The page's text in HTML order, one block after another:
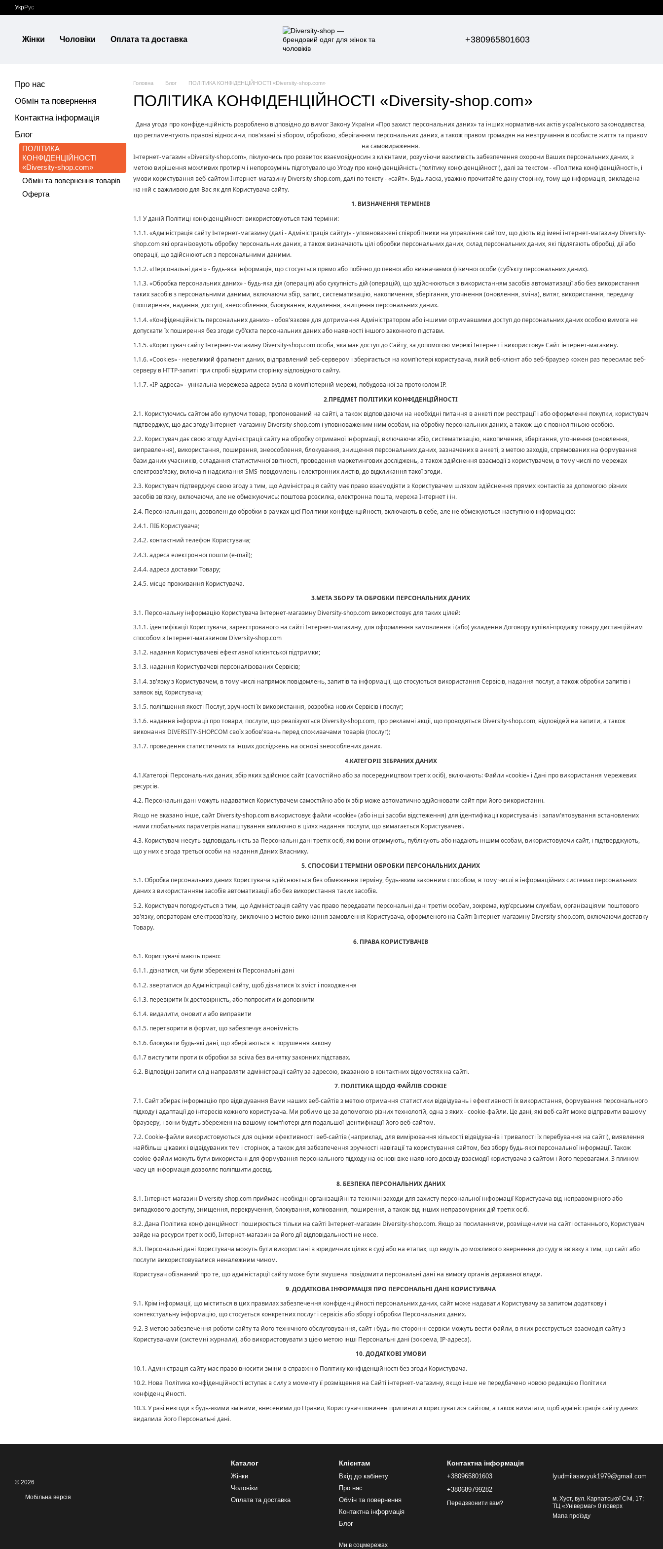
Перейти до основного контенту
УкрРус
Жінки Чоловіки Оплата та доставка +380965801603
Головна Блог ПОЛІТИКА КОНФІДЕНЦІЙНОСТІ «Diversity-shop.com»
ПОЛІТИКА КОНФІДЕНЦІЙНОСТІ «Diversity-shop.com»
Дана угода про конфіденційність розроблено відповідно до вимог Закону України «Про захист персональних даних» та інших нормативних актів українського законодавства,
що регламентують правові відносини, пов'язані зі збором, обробкою, зберіганням персональних даних, а також правом громадян на невтручання в особисте життя та правом
на самовираження.
Інтернет-магазин «Diversity-shop.com», піклуючись про розвиток взаємовідносин з клієнтами, розуміючи важливість забезпечення охорони Ваших персональних даних, з
метою вирішення можливих протиріч і непорозумінь підготувало цю Угоду про конфіденційність (політику конфіденційності), далі за текстом - «Політика конфіденційності», і
умови користування веб-сайтом Інтернет-магазину Diversity-shop.com, далі по тексту - «сайт». Будь ласка, уважно прочитайте дану сторінку, тому що інформація, викладена
на ній є важливою для Вас як для Користувача сайту.
1. ВИЗНАЧЕННЯ ТЕРМІНІВ
1.1 У даній Політиці конфіденційності використовуються такі терміни:
1.1.1. «Адміністрація сайту Інтернет-магазину (далі - Адміністрація сайту)» - уповноважені співробітники на управління сайтом, що діють від імені інтернет-магазину Diversity-
shop.com які організовують обробку персональних даних, а також визначають цілі обробки персональних даних, склад персональних даних, які підлягають обробці, дії або
операції, що здійснюються з персональними даними.
1.1.2. «Персональні дані» - будь-яка інформація, що стосується прямо або побічно до певної або визначаємої фізичної особи (суб'єкту персональних даних).
1.1.3. «Обробка персональних даних» - будь-яка дія (операція) або сукупність дій (операцій), що здійснюються з використанням засобів автоматизації або без використання
таких засобів з персональними даними, включаючи збір, запис, систематизацію, накопичення, зберігання, уточнення (оновлення, зміна), витяг, використання, передачу
(поширення, надання, доступ), знеособлення, блокування, видалення, знищення персональних даних.
1.1.4. «Конфіденційність персональних даних» - обов'язкове для дотримання Адміністратором або іншими отримавшими доступ до персональних даних особою вимога не
допускати їх поширення без згоди суб'єкта персональних даних або наявності іншого законного підстави.
1.1.5. «Користувач сайту Інтернет-магазину Diversity-shop.com особа, яка має доступ до Сайту, за допомогою мережі Інтернет і використовує Сайт інтернет-магазину.
1.1.6. «Cookies» - невеликий фрагмент даних, відправлений веб-сервером і зберігається на комп'ютері користувача, який веб-клієнт або веб-браузер кожен раз пересилає веб-
серверу в HTTP-запиті при спробі відкрити сторінку відповідного сайту.
1.1.7. «IP-адреса» - унікальна мережева адреса вузла в комп'ютерній мережі, побудованої за протоколом IP.
2.ПРЕДМЕТ ПОЛІТИКИ КОНФІДЕНЦІЙНОСТІ
2.1. Користуючись сайтом або купуючи товар, пропонований на сайті, а також відповідаючи на необхідні питання в анкеті при реєстрації і або оформленні покупки, користувач
підтверджує, що дає згоду Інтернет-магазину Diversity-shop.com і уповноваженим ним особам, на обробку персональних даних, а також що є повнолітньою особою.
2.2. Користувач дає свою згоду Адміністрації сайту на обробку отриманої інформації, включаючи збір, систематизацію, накопичення, зберігання, уточнення (оновлення,
виправлення), використання, поширення, знеособлення, блокування, знищення персональних даних, зазначених в анкеті, з метою заходів, спрямованих на формування
бази даних учасників, складання статистичної звітності, проведення маркетингових досліджень, а також здійснення взаємодії з користувачем, в тому числі по мережах
електрозв'язку, включа я надсилання SMS-повідомлень і електронних листів, до відкликання такої згоди.
2.3. Користувач підтверджує свою згоду з тим, що Адміністрація сайту має право взаємодіяти з Користувачем шляхом здійснення прямих контактів за допомогою різних
засобів зв'язку, включаючи, але не обмежуючись: поштова розсилка, електронна пошта, мережа Інтернет і ін.
2.4. Персональні дані, дозволені до обробки в рамках цієї Політики конфіденційності, включають в себе, але не обмежуються наступною інформацією:
2.4.1. ПІБ Користувача;
2.4.2. контактний телефон Користувача;
2.4.3. адреса електронної пошти (e-mail);
2.4.4. адреса доставки Товару;
2.4.5. місце проживання Користувача.
3.МЕТА ЗБОРУ ТА ОБРОБКИ ПЕРСОНАЛЬНИХ ДАНИХ
3.1. Персональну інформацію Користувача Інтернет-магазину Diversity-shop.com використовує для таких цілей:
3.1.1. ідентифікації Користувача, зареєстрованого на сайті Інтернет-магазину, для оформлення замовлення і (або) укладення Договору купівлі-продажу товару дистанційним
способом з Інтернет-магазином Diversity-shop.com
3.1.2. надання Користувачеві ефективної клієнтської підтримки;
3.1.3. надання Користувачеві персоналізованих Сервісів;
3.1.4. зв'язку з Користувачем, в тому числі напрямок повідомлень, запитів та інформації, що стосуються використання Сервісів, надання послуг, а також обробки запитів і
заявок від Користувача;
3.1.5. поліпшення якості Послуг, зручності їх використання, розробка нових Сервісів і послуг;
3.1.6. надання інформації про товари, послуги, що реалізуються Diversity-shop.com, про рекламні акції, що проводяться Diversity-shop.com, відповідей на запити, а також
виконання DIVERSITY-SHOP.COM своїх зобов'язань перед споживачами товарів (послуг);
3.1.7. проведення статистичних та інших досліджень на основі знеособлених даних.
4.КАТЕГОРІІ ЗІБРАНИХ ДАНИХ
4.1.Категоріі Персональних даних, збір яких здійснює сайт (самостійно або за посередництвом третіх осіб), включають: Файли «cookie» і Дані про використання мережевих
ресурсів.
4.2. Персональні дані можуть надаватися Користувачем самостійно або їх збір може автоматично здійснювати сайт при його використанні.
Якщо не вказано інше, сайт Diversity-shop.com використовує файли «cookie» (або інші засоби відстеження) для ідентифікації користувачів і запам'ятовування встановлених
ними глобальних параметрів налаштування виключно в цілях надання послуги, що вимагається Користувачеві.
4.3. Користувачі несуть відповідальність за Персональні дані третіх осіб, які вони отримують, публікують або надають іншим особам, використовуючи сайт, і підтверджують,
що у них є згода третьої особи на надання Даних Власнику.
5. СПОСОБИ І ТЕРМІНИ ОБРОБКИ ПЕРСОНАЛЬНИХ ДАНИХ
5.1. Обробка персональних даних Користувача здійснюється без обмеження терміну, будь-яким законним способом, в тому числі в інформаційних системах персональних
даних з використанням засобів автоматизації або без використання таких засобів.
5.2. Користувач погоджується з тим, що Адміністрація сайту має право передавати персональні дані третім особам, зокрема, кур'єрським службам, організаціями поштового
зв'язку, операторам електрозв'язку, виключно з метою виконання замовлення Користувача, оформленого на Сайті Інтернет-магазину Diversity-shop.com, включаючи доставку
Товару.
6. ПРАВА КОРИСТУВАЧІВ
6.1. Користувачі мають право:
6.1.1. дізнатися, чи були збережені їх Персональні дані
6.1.2. звертатися до Адміністрації сайту, щоб дізнатися їх зміст і походження
6.1.3. перевірити їх достовірність, або попросити їх доповнити
6.1.4. видалити, оновити або виправити
6.1.5. перетворити в формат, що забезпечує анонімність
6.1.6. блокувати будь-які дані, що зберігаються в порушення закону
6.1.7 виступити проти їх обробки за всіма без винятку законних підставах.
6.2. Відповідні запити слід направляти адміністрації сайту за адресою, вказаною в контактних відомостях на сайті.
7. ПОЛІТИКА ЩОДО ФАЙЛІВ COOKIE
7.1. Сайт збирає інформацію про відвідування Вами наших веб-сайтів з метою отримання статистики відвідувань і ефективності їх використання, формування персонального
підходу і адаптації до інтересів кожного користувача. Ми робимо це за допомогою різних технологій, одна з яких - cookie-файли. Це дані, які веб-сайт може відправити вашому
браузеру, і вони будуть збережені на вашому комп'ютері для подальшої ідентифікації його веб-сайтом.
7.2. Cookie-файли використовуються для оцінки ефективності веб-сайтів (наприклад, для вимірювання кількості відвідувачів і тривалості їх перебування на сайті), виявлення
найбільш цікавих і відвідуваних тем і сторінок, а також для забезпечення зручності навігації та користування сайтом, без збору будь-якої персональної інформації. Також
cookie-файли можуть бути використані для формування персонального підходу на основі вже наявного досвіду взаємодії користувача з сайтом і його перевагами. З плином
часу ця інформація дозволяє поліпшити досвід.
8. БЕЗПЕКА ПЕРСОНАЛЬНИХ ДАНИХ
8.1. Інтернет-магазин Diversity-shop.com приймає необхідні організаційні та технічні заходи для захисту персональної інформації Користувача від неправомірного або
випадкового доступу, знищення, перекручення, блокування, копіювання, поширення, а також від інших неправомірних дій третіх осіб.
8.2. Дана Політика конфіденційності поширюється тільки на сайті Інтернет-магазин Diversity-shop.com. Якщо за посиланнями, розміщеними на сайті останнього, Користувач
зайде на ресурси третіх осіб, Інтернет-магазин за його дії відповідальності не несе.
8.3. Персональні дані Користувача можуть бути використані в юридичних цілях в суді або на етапах, що ведуть до можливого звернення до суду в зв'язку з тим, що сайт або
послуги використовувалися неналежним чином.
Користувач обізнаний про те, що адміністарції сайту може бути змушена повідомити персональні дані на вимогу органів державної влади.
9. ДОДАТКОВА ІНФОРМАЦІЯ ПРО ПЕРСОНАЛЬНІ ДАНІ КОРИСТУВАЧА
9.1. Крім інформації, що міститься в цих правилах забезпечення конфіденційності персональних даних, сайт може надавати Користувачу за запитом додаткову і
контекстуальну інформацію, що стосується конкретних послуг і сервісів або збору і обробки Персональних даних.
9.2. З метою забезпечення роботи сайту та його технічного обслуговування, сайт і будь-які сторонні сервіси можуть вести файли, в яких реєструється взаємодія сайту з
Користувачами (системні журнали), або використовувати з цією метою інші Персональні дані (зокрема, IP-адреса).
10. ДОДАТКОВІ УМОВИ
10.1. Адміністрація сайту має право вносити зміни в справжню Політику конфіденційності без згоди Користувача.
10.2. Нова Політика конфіденційності вступає в силу з моменту її розміщення на Сайті інтернет-магазину, якщо інше не передбачено новою редакцією Політики
конфіденційності.
10.3. У разі незгоди з будь-якими змінами, внесеними до Правил, Користувач повинен припинити користуватися сайтом, а також вимагати, щоб адміністрація сайту даних
видалила його Персональні дані.
Про нас
Обмін та повернення
Контактна інформація
Блог
ПОЛІТИКА
КОНФІДЕНЦІЙНОСТІ
«Diversity-shop.com»
Обмін та повернення товарів
Оферта
© 2026
Мобільна версія
Каталог
Жінки
Чоловіки
Оплата та доставка
Клієнтам
Вхід до кабінету
Про нас
Обмін та повернення
Контактна інформація
Блог
Ми в соцмережах
Контактна інформація
+380965801603
+380689799282
Передзвонити вам?
lyudmilasavyuk1979@gmail.com
м. Хуст, вул. Карпатської Січі, 17;
ТЦ «Універмаг» 0 поверх
Мапа проїзду